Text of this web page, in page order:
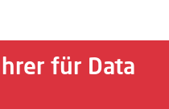
für Data